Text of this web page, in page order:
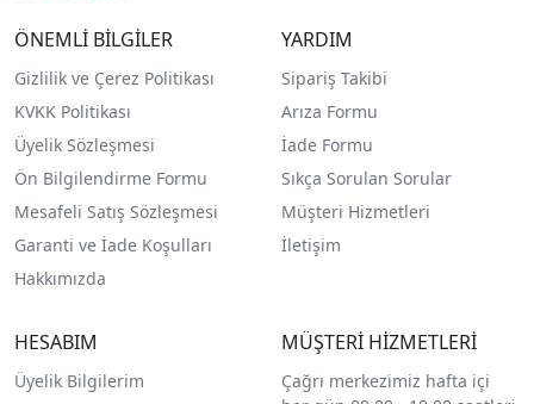
ÖNEMLİ BİLGİLER
Gizlilik ve Çerez Politikası
KVKK Politikası
Üyelik Sözleşmesi
Ön Bilgilendirme Formu
Mesafeli Satış Sözleşmesi
Garanti ve İade Koşulları
Hakkımızda
YARDIM
Sipariş Takibi
Arıza Formu
İade Formu
Sıkça Sorulan Sorular
Müşteri Hizmetleri
İletişim
HESABIM
Üyelik Bilgilerim
MÜŞTERİ HİZMETLERİ
Çağrı merkezimiz hafta içi